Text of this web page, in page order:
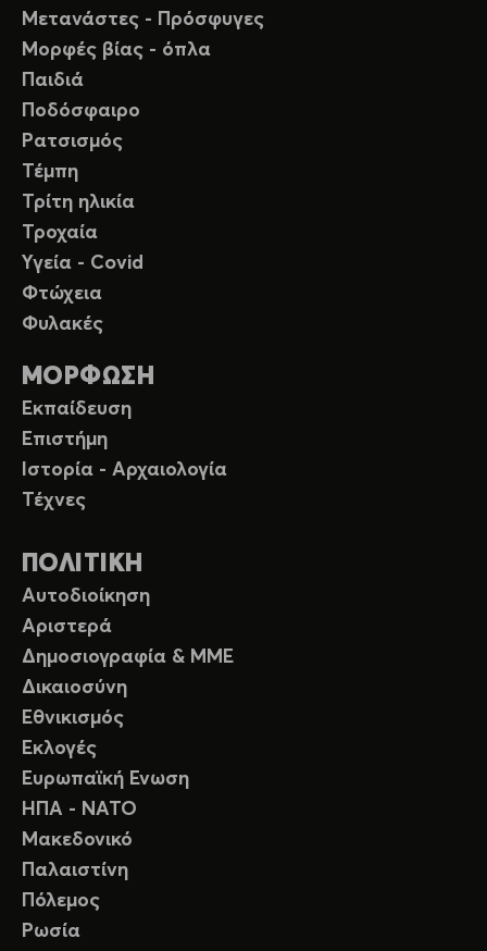
Μετανάστες - Πρόσφυγες
Μορφές βίας - όπλα
Παιδιά
Ποδόσφαιρο
Ρατσισμός
Τέμπη
Τρίτη ηλικία
Τροχαία
Υγεία - Covid
Φτώχεια
Φυλακές
ΜΟΡΦΩΣΗ
Εκπαίδευση
Επιστήμη
Ιστορία - Αρχαιολογία
Τέχνες
ΠΟΛΙΤΙΚΗ
Αυτοδιοίκηση
Αριστερά
Δημοσιογραφία & ΜΜΕ
Δικαιοσύνη
Εθνικισμός
Εκλογές
Ευρωπαϊκή Ενωση
ΗΠΑ - ΝΑΤΟ
Μακεδονικό
Παλαιστίνη
Πόλεμος
Ρωσία